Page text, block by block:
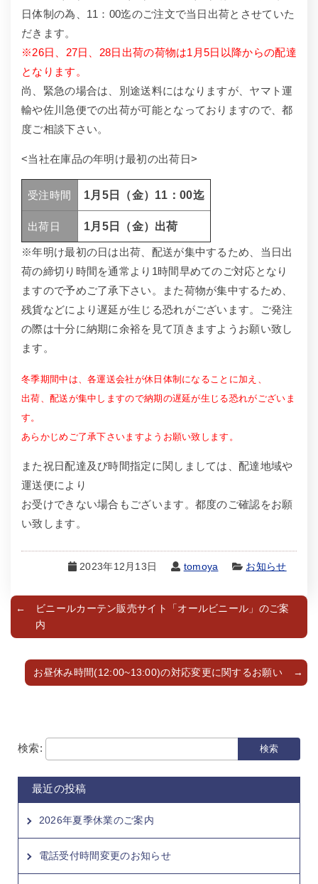
日体制の為、11：00迄のご注文で当日出荷とさせていた
だきます。
※26日、27日、28日出荷の荷物は1月5日以降からの配達
となります。
尚、緊急の場合は、別途送料にはなりますが、ヤマト運
輸や佐川急便での出荷が可能となっておりますので、都
度ご相談下さい。
<当社在庫品の年明け最初の出荷日>
受注時間 1月5日（金）11：00迄
出荷日 1月5日（金）出荷
※年明け最初の日は出荷、配送が集中するため、当日出
荷の締切り時間を通常より1時間早めてのご対応となり
ますので予めご了承下さい。また荷物が集中するため、
残貨などにより遅延が生じる恐れがございます。ご発注
の際は十分に納期に余裕を見て頂きますようお願い致し
ます。
冬季期間中は、各運送会社が休日体制になることに加え、
出荷、配送が集中しますので納期の遅延が生じる恐れがございま
す。
あらかじめご了承下さいますようお願い致します。
また祝日配達及び時間指定に関しましては、配達地域や
運送便により
お受けできない場合もございます。都度のご確認をお願
い致します。
2023年12月13日 tomoya お知らせ
ビニールカーテン販売サイト「オールビニール」のご案
内
お昼休み時間(12:00~13:00)の対応変更に関するお願い
検索:
最近の投稿
2026年夏季休業のご案内
電話受付時間変更のお知らせ